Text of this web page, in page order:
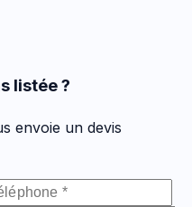
listée ?
envoie un devis